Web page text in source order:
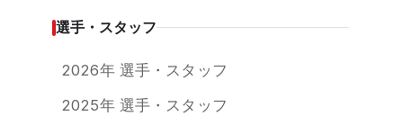
選手・スタッフ
2026年 選手・スタッフ
2025年 選手・スタッフ